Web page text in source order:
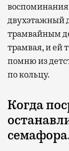
двухэтажный
трамвайным
трамвая, и ей
помню из
по кольцу.
Когда